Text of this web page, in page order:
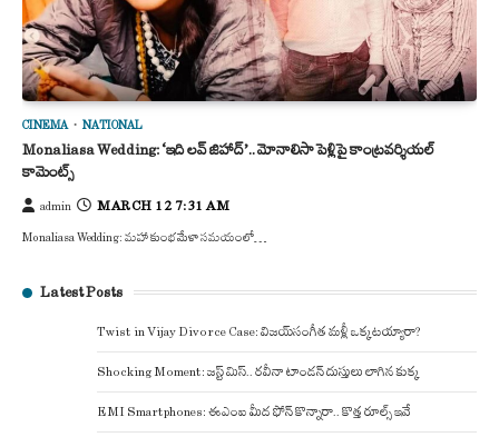
CINEMA NATIONAL
Monaliasa Wedding: ‘ఇది లవ్ జిహాద్’.. మోనాలిసా పెళ్లిపై కాంట్రవర్శియల్
కామెంట్స్
admin MARCH 12 7:31 AM
Monaliasa Wedding: మహా కుంభమేళా సమయంలో…
Latest Posts
Twist in Vijay Divorce Case: విజయ్-సంగీత మళ్లీ ఒక్కటయ్యారా?
Shocking Moment: జస్ట్ మిస్.. రవీనా టాండన్ దుస్తులు లాగిన కుక్క
EMI Smartphones: ఈఎంఐ మీద ఫోన్ కొన్నారా.. కొత్త రూల్స్ ఇవే